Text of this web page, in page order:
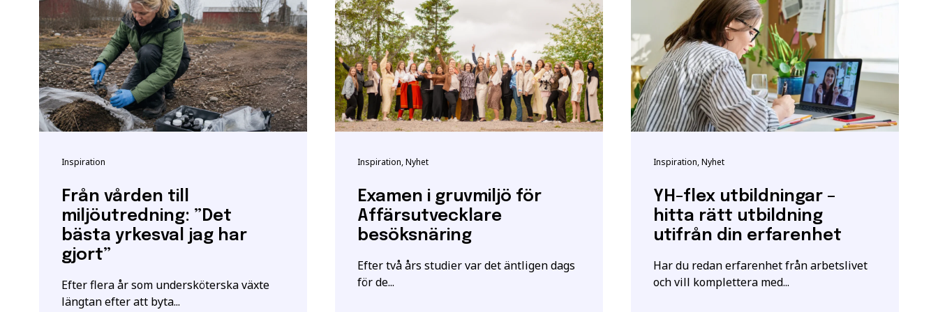
Inspiration
Från vården till
miljöutredning: ”Det
bästa yrkesval jag har
gjort”
Efter flera år som undersköterska växte
längtan efter att byta...
Inspiration, Nyhet
Examen i gruvmiljö för
Affärsutvecklare
besöksnäring
Efter två års studier var det äntligen dags
för de...
Inspiration, Nyhet
YH-flex utbildningar –
hitta rätt utbildning
utifrån din erfarenhet
Har du redan erfarenhet från arbetslivet
och vill komplettera med...
E-post*
utbildningar kan också ha särskilda förkunskapskrav.
Vänligen notera: För att bli registrerad som studerande på en YH-utbildning hos Myndigheten för
yrkeshögskolan krävs ett giltigt svenskt personnummer eller samordningsnummer. Detta för att säkerställa
att vi registrerar korrekta personuppgifter hos myndigheten.
För mer information och vid frågor om person-/samordningsnummer se:
Samordningsnummer | Skatteverketeller besök deras närmaste kontor.